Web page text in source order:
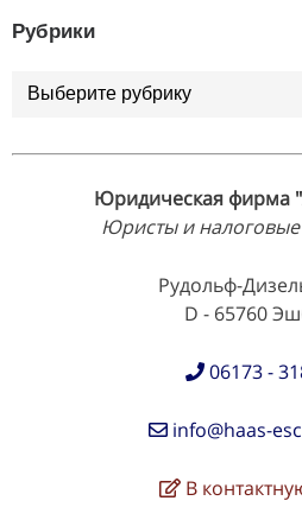
Рубрики
Рубрики
Юридическая фирма
Юристы и налоговые
Рудольф-
D - 65760
06173 -
info@haas-
В